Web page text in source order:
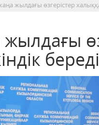
жылдағы өзгерістер